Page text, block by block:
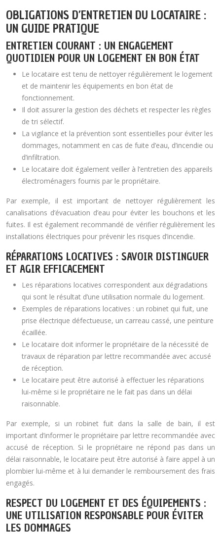
OBLIGATIONS D’ENTRETIEN DU LOCATAIRE :
UN GUIDE PRATIQUE
ENTRETIEN COURANT : UN ENGAGEMENT
QUOTIDIEN POUR UN LOGEMENT EN BON ÉTAT
Le locataire est tenu de nettoyer régulièrement le logement
et de maintenir les équipements en bon état de
fonctionnement.
Il doit assurer la gestion des déchets et respecter les règles
de tri sélectif.
La vigilance et la prévention sont essentielles pour éviter les
dommages, notamment en cas de fuite d’eau, d’incendie ou
d’infiltration.
Le locataire doit également veiller à l’entretien des appareils
électroménagers fournis par le propriétaire.
Par exemple, il est important de nettoyer régulièrement les
canalisations d’évacuation d’eau pour éviter les bouchons et les
fuites. Il est également recommandé de vérifier régulièrement les
installations électriques pour prévenir les risques d’incendie.
RÉPARATIONS LOCATIVES : SAVOIR DISTINGUER
ET AGIR EFFICACEMENT
Les réparations locatives correspondent aux dégradations
qui sont le résultat d’une utilisation normale du logement.
Exemples de réparations locatives : un robinet qui fuit, une
prise électrique défectueuse, un carreau cassé, une peinture
écaillée.
Le locataire doit informer le propriétaire de la nécessité de
travaux de réparation par lettre recommandée avec accusé
de réception.
Le locataire peut être autorisé à effectuer les réparations
lui-même si le propriétaire ne le fait pas dans un délai
raisonnable.
Par exemple, si un robinet fuit dans la salle de bain, il est
important d’informer le propriétaire par lettre recommandée avec
accusé de réception. Si le propriétaire ne répond pas dans un
délai raisonnable, le locataire peut être autorisé à faire appel à un
plombier lui-même et à lui demander le remboursement des frais
engagés.
RESPECT DU LOGEMENT ET DES ÉQUIPEMENTS :
UNE UTILISATION RESPONSABLE POUR ÉVITER
LES DOMMAGES